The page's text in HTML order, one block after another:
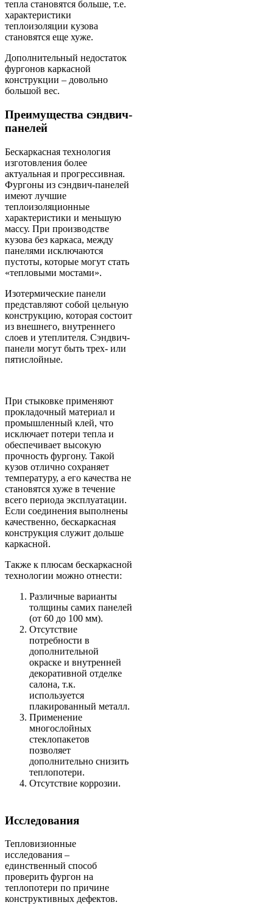
тепла становятся больше, т.е.
характеристики
теплоизоляции кузова
становятся еще хуже.
Дополнительный недостаток
фургонов каркасной
конструкции – довольно
большой вес.
Преимущества сэндвич-
панелей
Бескаркасная технология
изготовления более
актуальная и прогрессивная.
Фургоны из сэндвич-панелей
имеют лучшие
теплоизоляционные
характеристики и меньшую
массу. При производстве
кузова без каркаса, между
панелями исключаются
пустоты, которые могут стать
«тепловыми мостами».
Изотермические панели
представляют собой цельную
конструкцию, которая состоит
из внешнего, внутреннего
слоев и утеплителя. Сэндвич-
панели могут быть трех- или
пятислойные.
При стыковке применяют
прокладочный материал и
промышленный клей, что
исключает потери тепла и
обеспечивает высокую
прочность фургону. Такой
кузов отлично сохраняет
температуру, а его качества не
становятся хуже в течение
всего периода эксплуатации.
Если соединения выполнены
качественно, бескаркасная
конструкция служит дольше
каркасной.
Также к плюсам бескаркасной
технологии можно отнести:
Различные варианты
толщины самих панелей
(от 60 до 100 мм).
Отсутствие
потребности в
дополнительной
окраске и внутренней
декоративной отделке
салона, т.к.
используется
плакированный металл.
Применение
многослойных
стеклопакетов
позволяет
дополнительно снизить
теплопотери.
Отсутствие коррозии.
Исследования
Тепловизионные
исследования –
единственный способ
проверить фургон на
теплопотери по причине
конструктивных дефектов.